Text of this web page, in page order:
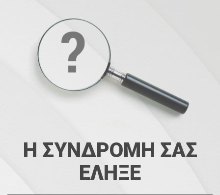
Η ΣΥΝΔΡΟΜΗ ΣΑΣ
ΕΛΗΞΕ